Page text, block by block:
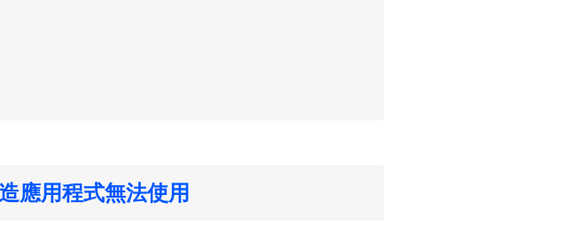
應用程式無法使用